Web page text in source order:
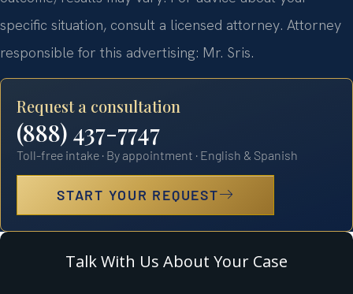
specific situation, consult a licensed attorney. Attorney
responsible for this advertising: Mr. Sris.
Request a consultation
(888) 437-7747
Toll-free intake · By appointment · English & Spanish
START YOUR REQUEST